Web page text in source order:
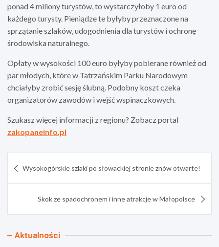
ponad 4 miliony turystów, to wystarczyłoby 1 euro od
każdego turysty. Pieniądze te byłyby przeznaczone na
sprzątanie szlaków, udogodnienia dla turystów i ochronę
środowiska naturalnego.
Opłaty w wysokości 100 euro byłyby pobierane również od
par młodych, które w Tatrzańskim Parku Narodowym
chciałyby zrobić sesję ślubną. Podobny koszt czeka
organizatorów zawodów i wejść wspinaczkowych.
Szukasz więcej informacji z regionu? Zobacz portal
zakopaneinfo.pl
wpisu
Wysokogórskie szlaki po słowackiej stronie znów otwarte!
Skok ze spadochronem i inne atrakcje w Małopolsce
Aktualności